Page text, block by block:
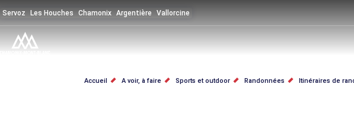
au
contenu
principal
Servoz Les Houches Chamonix Argentière Vallorcine
FILAccueil A voir, à faire Sports et outdoor Randonnées Itinéraires de